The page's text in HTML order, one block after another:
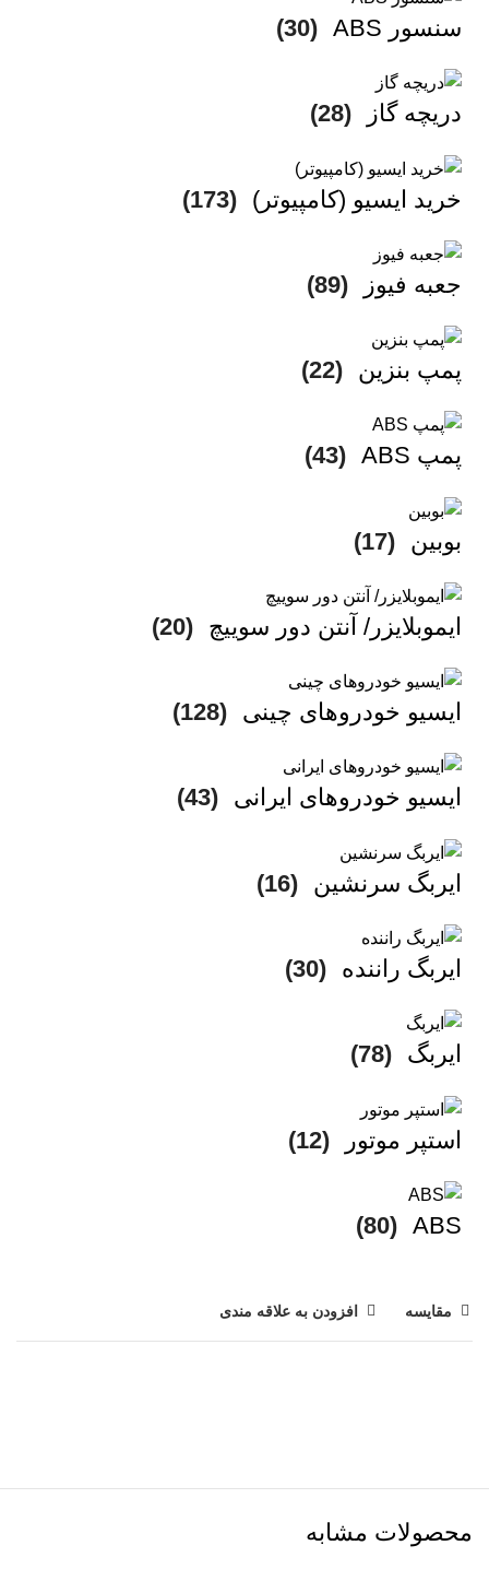
سنسور ABS (30)
دریچه گاز (28)
خرید ایسیو (کامپیوتر) (173)
جعبه فیوز (89)
پمپ بنزین (22)
پمپ ABS (43)
بوبین (17)
ایموبلایزر/ آنتن دور سوییچ (20)
ایسیو خودروهای چینی (128)
ایسیو خودروهای ایرانی (43)
ایربگ سرنشین (16)
ایربگ راننده (30)
ایربگ (78)
استپر موتور (12)
ABS
(80)
مقایسه افزودن به علاقه مندی
محصولات مشابه